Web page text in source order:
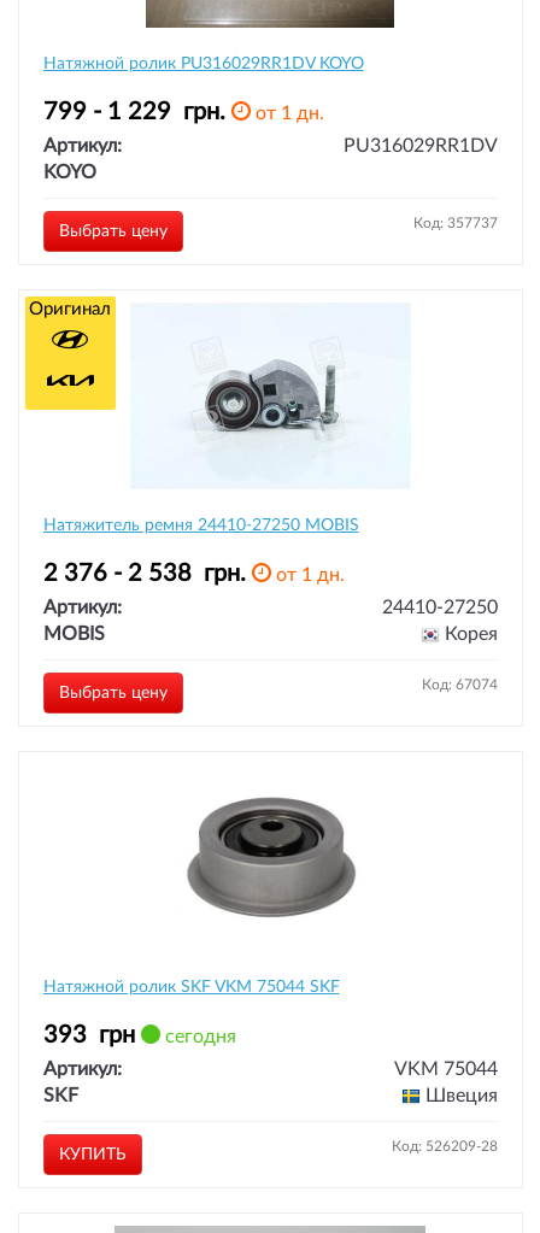
Натяжной ролик PU316029RR1DV KOYO
799 - 1 229 грн.
от 1 дн.
Артикул:
PU316029RR1DV
KOYO
Выбрать цену Код: 357737
Натяжитель ремня 24410-27250 MOBIS
2 376 - 2 538 грн.
от 1 дн.
Артикул:
24410-27250
MOBIS
Корея
Выбрать цену Код: 67074
Оригинал
Натяжной ролик SKF VKM 75044 SKF
393 грн
сегодня
Артикул:
VKM 75044
SKF
Швеция
КУПИТЬ Код: 526209-28